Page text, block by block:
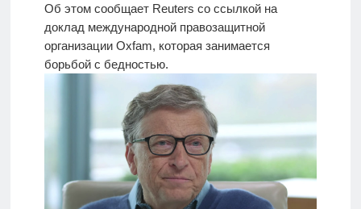
Рунет
Об этом сообщает Reuters со ссылкой на
доклад международной правозащитной
организации Oxfam, которая занимается
борьбой с бедностью.